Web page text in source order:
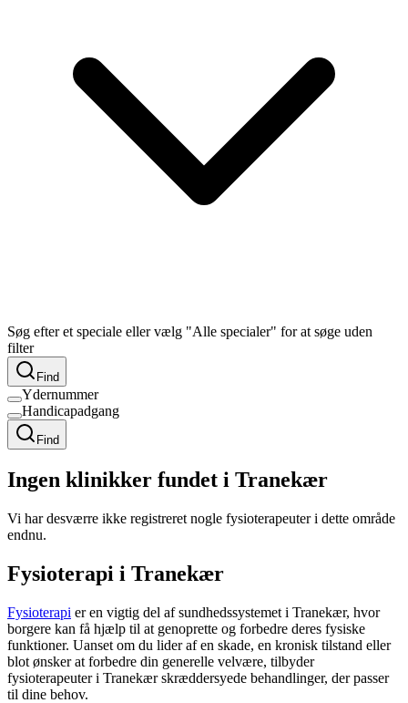
Søg efter et speciale eller vælg "Alle specialer" for at søge uden
filter
Find
Ydernummer
Handicapadgang
Find
Ingen klinikker fundet i Tranekær
Vi har desværre ikke registreret nogle fysioterapeuter i dette område
endnu.
Fysioterapi i Tranekær
Fysioterapi er en vigtig del af sundhedssystemet i Tranekær, hvor
borgere kan få hjælp til at genoprette og forbedre deres fysiske
funktioner. Uanset om du lider af en skade, en kronisk tilstand eller
blot ønsker at forbedre din generelle velvære, tilbyder
fysioterapeuter i Tranekær skræddersyede behandlinger, der passer
til dine behov.